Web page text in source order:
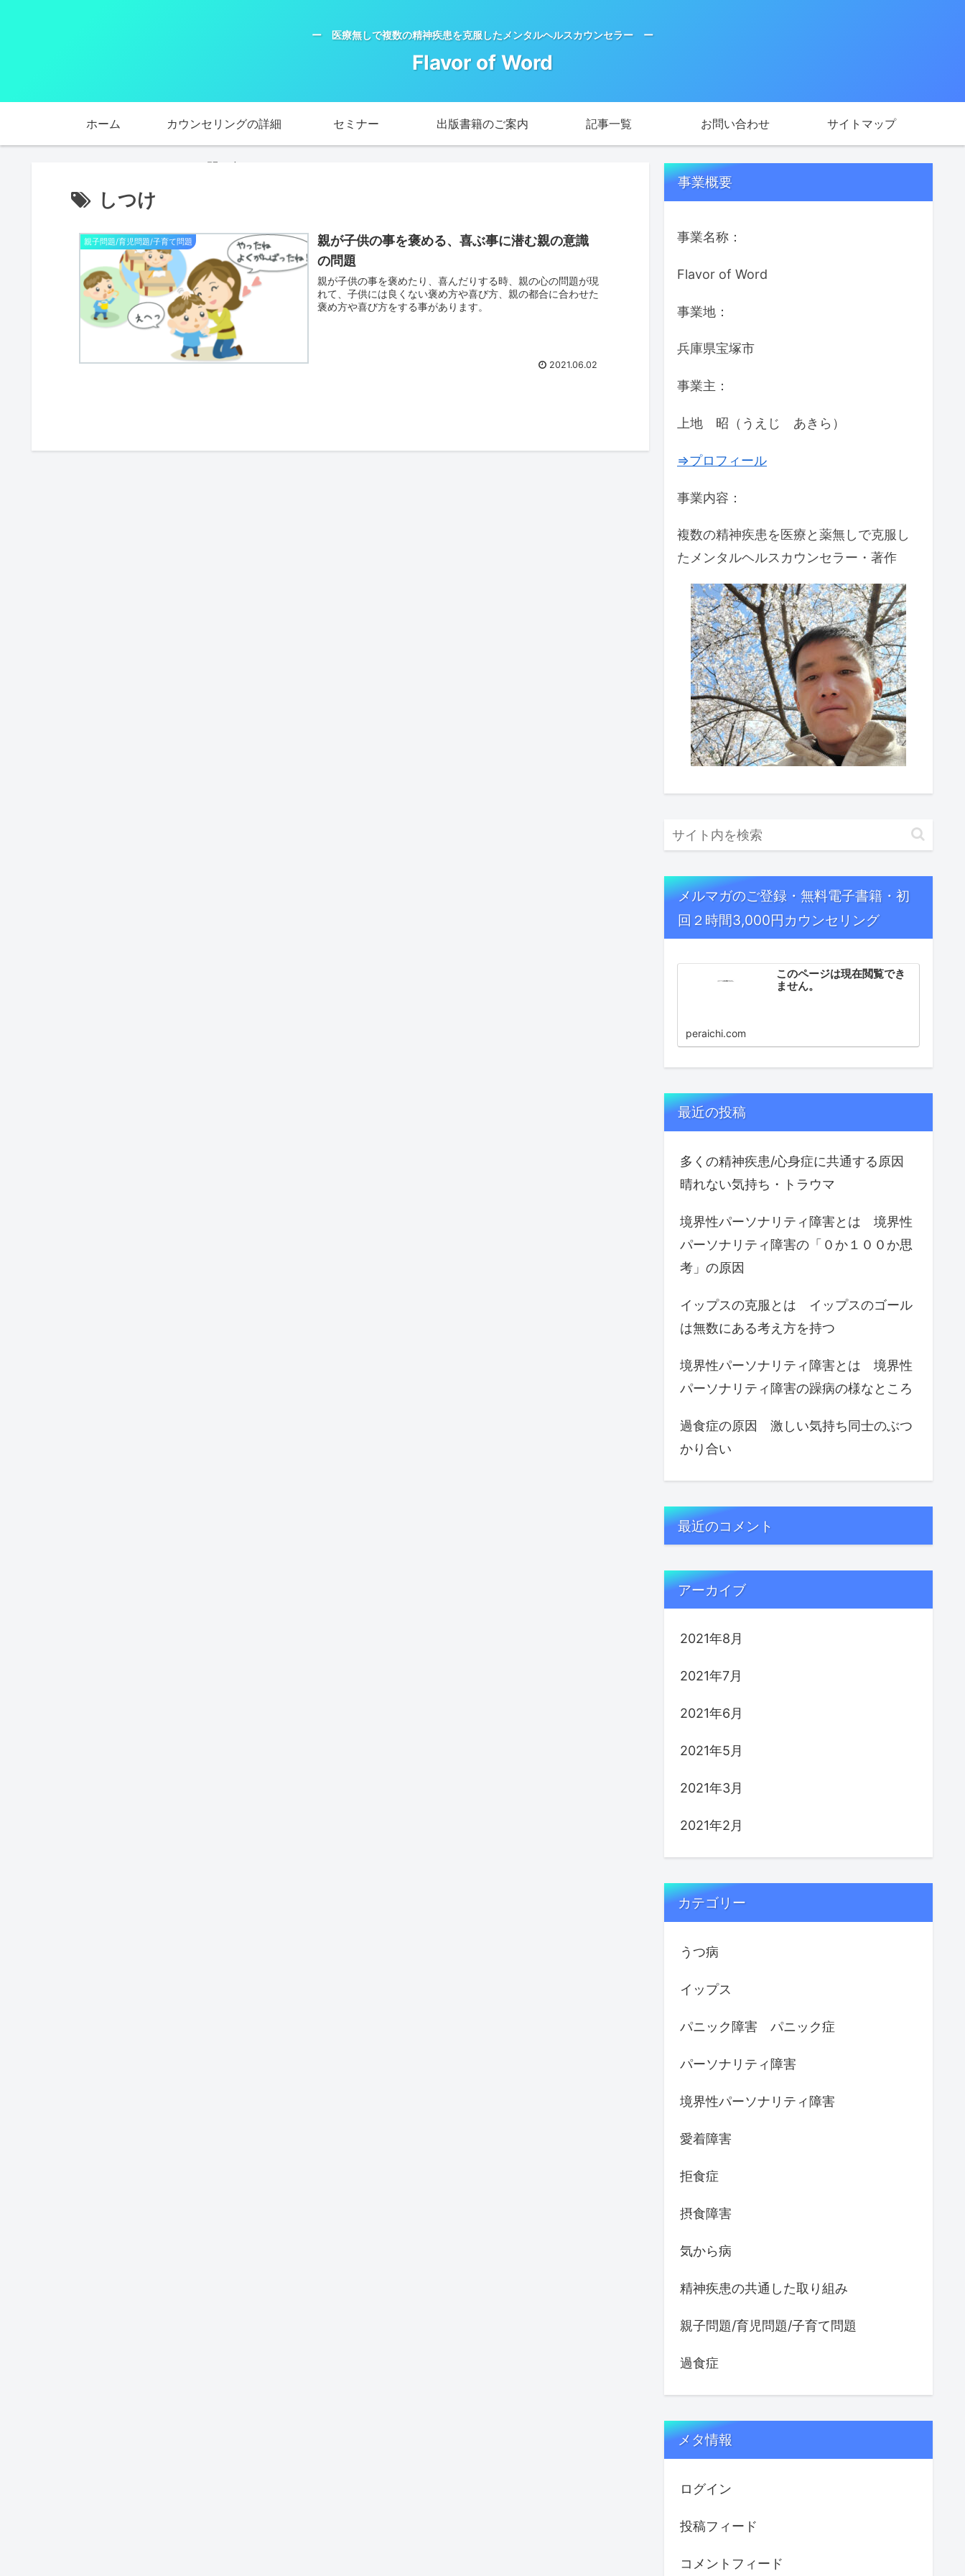
ー 医療無しで複数の精神疾患を克服したメンタルヘルスカウンセラー ー
Flavor of Word
ホーム カウンセリングの詳細
お問い合わせ
セミナー 出版書籍のご案内 記事一覧 お問い合わせ サイトマップ
しつけ
親子問題/育児問題/子育て問題
親が子供の事を褒める、喜ぶ事に潜む親の意識
の問題
親が子供の事を褒めたり、喜んだりする時、親の心の問題が現
れて、子供には良くない褒め方や喜び方、親の都合に合わせた
褒め方や喜び方をする事があります。
2021.06.02
事業概要
事業名称：
Flavor of Word
事業地：
兵庫県宝塚市
事業主：
上地 昭（うえじ あきら）
⇒プロフィール
事業内容：
複数の精神疾患を医療と薬無しで克服し
たメンタルヘルスカウンセラー・著作
メルマガのご登録・無料電子書籍・初
回２時間3,000円カウンセリング
このページは現在閲覧でき
ません。
peraichi.com
最近の投稿
多くの精神疾患/心身症に共通する原因
晴れない気持ち・トラウマ
境界性パーソナリティ障害とは 境界性
パーソナリティ障害の「０か１００か思
考」の原因
イップスの克服とは イップスのゴール
は無数にある考え方を持つ
境界性パーソナリティ障害とは 境界性
パーソナリティ障害の躁病の様なところ
過食症の原因 激しい気持ち同士のぶつ
かり合い
最近のコメント
アーカイブ
2021年8月
2021年7月
2021年6月
2021年5月
2021年3月
2021年2月
カテゴリー
うつ病
イップス
パニック障害 パニック症
パーソナリティ障害
境界性パーソナリティ障害
愛着障害
拒食症
摂食障害
気から病
精神疾患の共通した取り組み
親子問題/育児問題/子育て問題
過食症
メタ情報
ログイン
投稿フィード
コメントフィード